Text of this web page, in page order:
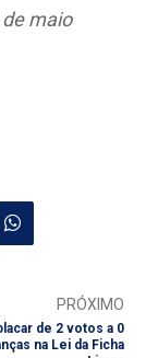
maio
PRÓXIMO
de 2 votos a 0
na Lei da Ficha